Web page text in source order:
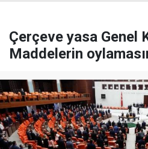
Çerçeve yasa Genel
Maddelerin